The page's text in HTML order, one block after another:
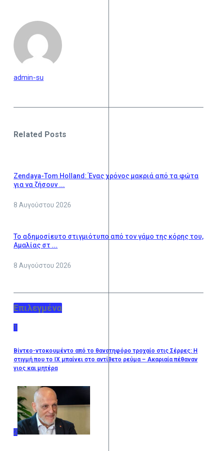
admin-su
Related Posts
Zendaya-Tom Holland: Ένας χρόνος μακριά από τα φώτα
για να ζήσουν ...
8 Αυγούστου 2026
Το αδημοσίευτο στιγμιότυπο από τον γάμο της κόρης του,
Αμαλίας στ ...
8 Αυγούστου 2026
Επιλεγμένα
1
Βίντεο-ντοκουμέντο από το θανατηφόρο τροχαίο στις Σέρρες: Η
στιγμή που το ΙΧ μπαίνει στο αντίθετο ρεύμα – Ακαριαία πέθαναν
γιος και μητέρα
2